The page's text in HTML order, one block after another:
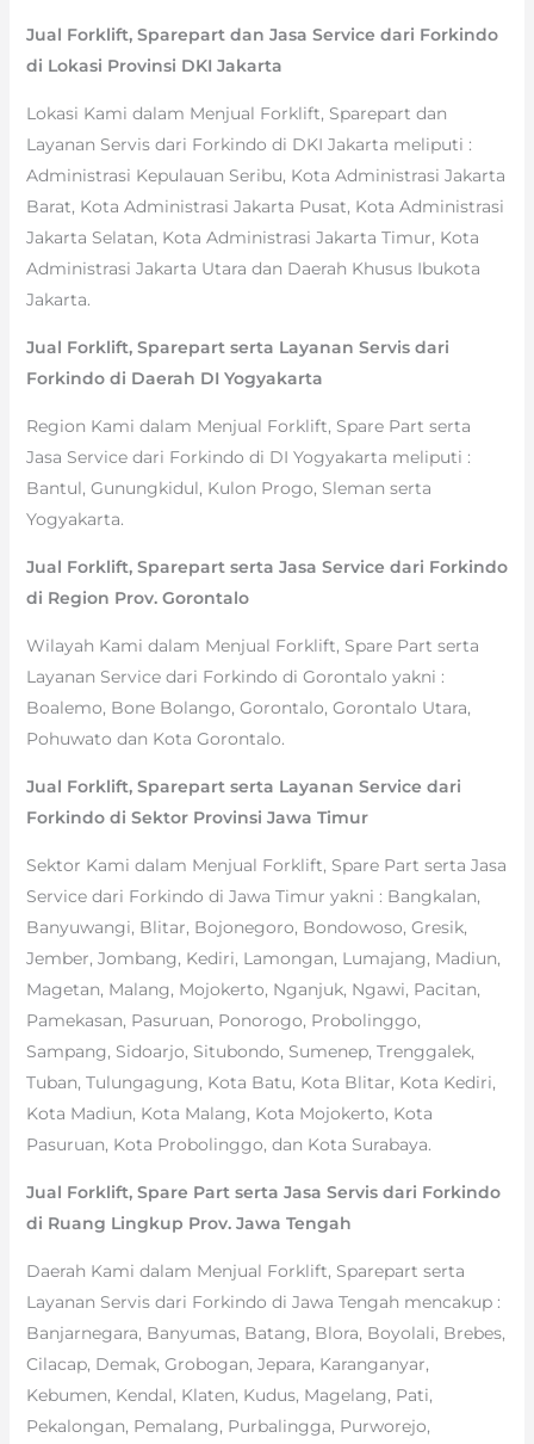
Jual Forklift, Sparepart dan Jasa Service dari Forkindo
di Lokasi Provinsi DKI Jakarta
Lokasi Kami dalam Menjual Forklift, Sparepart dan
Layanan Servis dari Forkindo di DKI Jakarta meliputi :
Administrasi Kepulauan Seribu, Kota Administrasi Jakarta
Barat, Kota Administrasi Jakarta Pusat, Kota Administrasi
Jakarta Selatan, Kota Administrasi Jakarta Timur, Kota
Administrasi Jakarta Utara dan Daerah Khusus Ibukota
Jakarta.
Jual Forklift, Sparepart serta Layanan Servis dari
Forkindo di Daerah DI Yogyakarta
Region Kami dalam Menjual Forklift, Spare Part serta
Jasa Service dari Forkindo di DI Yogyakarta meliputi :
Bantul, Gunungkidul, Kulon Progo, Sleman serta
Yogyakarta.
Jual Forklift, Sparepart serta Jasa Service dari Forkindo
di Region Prov. Gorontalo
Wilayah Kami dalam Menjual Forklift, Spare Part serta
Layanan Service dari Forkindo di Gorontalo yakni :
Boalemo, Bone Bolango, Gorontalo, Gorontalo Utara,
Pohuwato dan Kota Gorontalo.
Jual Forklift, Sparepart serta Layanan Service dari
Forkindo di Sektor Provinsi Jawa Timur
Sektor Kami dalam Menjual Forklift, Spare Part serta Jasa
Service dari Forkindo di Jawa Timur yakni : Bangkalan,
Banyuwangi, Blitar, Bojonegoro, Bondowoso, Gresik,
Jember, Jombang, Kediri, Lamongan, Lumajang, Madiun,
Magetan, Malang, Mojokerto, Nganjuk, Ngawi, Pacitan,
Pamekasan, Pasuruan, Ponorogo, Probolinggo,
Sampang, Sidoarjo, Situbondo, Sumenep, Trenggalek,
Tuban, Tulungagung, Kota Batu, Kota Blitar, Kota Kediri,
Kota Madiun, Kota Malang, Kota Mojokerto, Kota
Pasuruan, Kota Probolinggo, dan Kota Surabaya.
Jual Forklift, Spare Part serta Jasa Servis dari Forkindo
di Ruang Lingkup Prov. Jawa Tengah
Daerah Kami dalam Menjual Forklift, Sparepart serta
Layanan Servis dari Forkindo di Jawa Tengah mencakup :
Banjarnegara, Banyumas, Batang, Blora, Boyolali, Brebes,
Cilacap, Demak, Grobogan, Jepara, Karanganyar,
Kebumen, Kendal, Klaten, Kudus, Magelang, Pati,
Pekalongan, Pemalang, Purbalingga, Purworejo,